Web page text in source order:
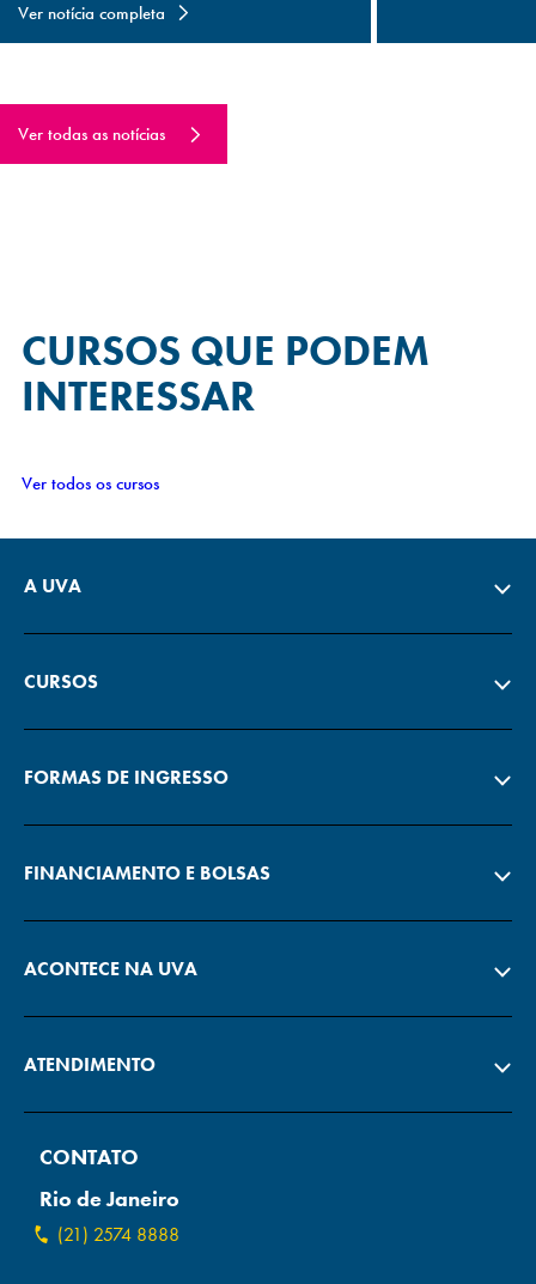
Ver notícia completa
Ver todas as notícias
CURSOS QUE PODEM
INTERESSAR
Ver todos os cursos
A UVA
CURSOS
FORMAS DE INGRESSO
FINANCIAMENTO E BOLSAS
ACONTECE NA UVA
ATENDIMENTO
CONTATO
Rio de Janeiro
(21) 2574 8888